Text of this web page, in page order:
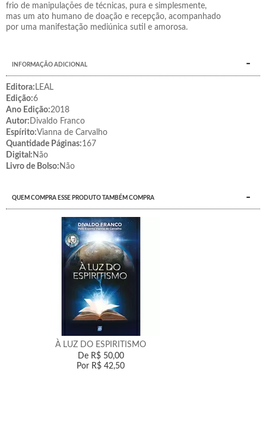
frio de manipulações de técnicas, pura e simplesmente,
mas um ato humano de doação e recepção, acompanhado
por uma manifestação mediúnica sutil e amorosa.
INFORMAÇÃO ADICIONAL
Editora: LEAL
Edição:6
Ano Edição:2018
Autor: Divaldo Franco
Espírito:Vianna de Carvalho
Quantidade Páginas:167
Digital: Não
Livro de Bolso: Não
QUEM COMPRA ESSE PRODUTO TAMBÉM COMPRA
À LUZ DO ESPIRITISMO
De R$ 50,00
Por R$ 42,50